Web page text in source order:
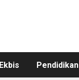
Ekbis Pendidikan